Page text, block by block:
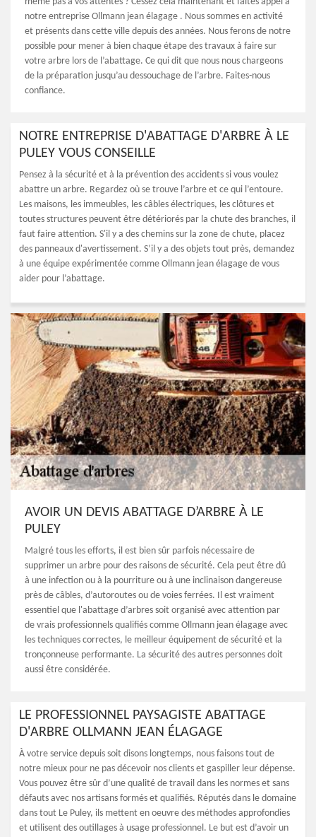
notre entreprise Ollmann jean élagage . Nous sommes en activité
et présents dans cette ville depuis des années. Nous ferons de notre
possible pour mener à bien chaque étape des travaux à faire sur
votre arbre lors de l’abattage. Ce qui dit que nous nous chargeons
de la préparation jusqu’au dessouchage de l’arbre. Faites-nous
confiance.
NOTRE ENTREPRISE D'ABATTAGE D'ARBRE À LE
PULEY VOUS CONSEILLE
Pensez à la sécurité et à la prévention des accidents si vous voulez
abattre un arbre. Regardez où se trouve l’arbre et ce qui l’entoure.
Les maisons, les immeubles, les câbles électriques, les clôtures et
toutes structures peuvent être détériorés par la chute des branches, il
faut faire attention. S'il y a des chemins sur la zone de chute, placez
des panneaux d'avertissement. S’il y a des objets tout près, demandez
à une équipe expérimentée comme Ollmann jean élagage de vous
aider pour l’abattage.
AVOIR UN DEVIS ABATTAGE D’ARBRE À LE
PULEY
Malgré tous les efforts, il est bien sûr parfois nécessaire de
supprimer un arbre pour des raisons de sécurité. Cela peut être dû
à une infection ou à la pourriture ou à une inclinaison dangereuse
près de câbles, d’autoroutes ou de voies ferrées. Il est vraiment
essentiel que l'abattage d’arbres soit organisé avec attention par
de vrais professionnels qualifiés comme Ollmann jean élagage avec
les techniques correctes, le meilleur équipement de sécurité et la
tronçonneuse performante. La sécurité des autres personnes doit
aussi être considérée.
LE PROFESSIONNEL PAYSAGISTE ABATTAGE
D'ARBRE OLLMANN JEAN ÉLAGAGE
À votre service depuis soit disons longtemps, nous faisons tout de
notre mieux pour ne pas décevoir nos clients et gaspiller leur dépense.
Vous pouvez être sûr d’une qualité de travail dans les normes et sans
défauts avec nos artisans formés et qualifiés. Réputés dans le domaine
dans tout Le Puley, ils mettent en oeuvre des méthodes approfondies
et utilisent des outillages à usage professionnel. Le but est d’avoir un